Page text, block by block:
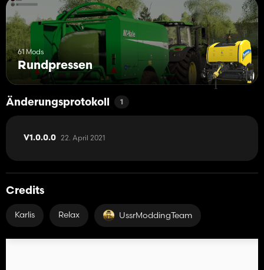
61 Mods
Rundpressen
Änderungsprotokoll 1
V1.0.0.0 22. April 2021
Credits
Karlis Relax UssrModdingTeam